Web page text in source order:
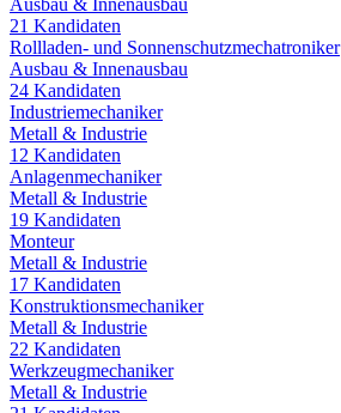
21 Kandidaten
Rollladen- und Sonnenschutzmechatroniker
Ausbau & Innenausbau
24 Kandidaten
Industriemechaniker
Metall & Industrie
12 Kandidaten
Anlagenmechaniker
Metall & Industrie
19 Kandidaten
Monteur
Metall & Industrie
17 Kandidaten
Konstruktionsmechaniker
Metall & Industrie
22 Kandidaten
Werkzeugmechaniker
Metall & Industrie